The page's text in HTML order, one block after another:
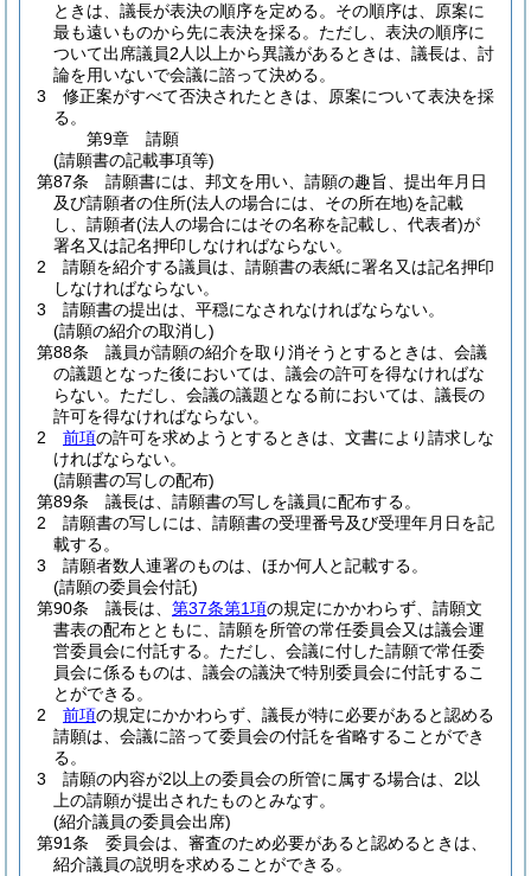
ときは、議長が表決の順序を定める。 その順序は、原案に
最も遠いものから先に表決を採る。 ただし、表決の順序に
ついて出席議員2人以上から異議があるときは、議長は、討
論を用いないで会議に諮って決める。
3
修正案がすべて否決されたときは、原案について表決を採
る。
第9章
請願
(請願書の記載事項等)
第87条
請願書には、邦文を用い、請願の趣旨、提出年月日
及び請願者の住所(法人の場合には、その所在地)を記載
し、請願者(法人の場合にはその名称を記載し、代表者)が
署名又は記名押印しなければならない。
2
請願を紹介する議員は、請願書の表紙に署名又は記名押印
しなければならない。
3
請願書の提出は、平穏になされなければならない。
(請願の紹介の取消し)
第88条
議員が請願の紹介を取り消そうとするときは、会議
の議題となった後においては、議会の許可を得なければな
らない。 ただし、会議の議題となる前においては、議長の
許可を得なければならない。
2
前項の許可を求めようとするときは、文書により請求しな
ければならない。
(請願書の写しの配布)
第89条
議長は、請願書の写しを議員に配布する。
2
請願書の写しには、請願書の受理番号及び受理年月日を記
載する。
3
請願者数人連署のものは、ほか何人と記載する。
(請願の委員会付託)
第90条
議長は、 第37条第1項の規定にかかわらず、請願文
書表の配布とともに、請願を所管の常任委員会又は議会運
営委員会に付託する。 ただし、会議に付した請願で常任委
員会に係るものは、議会の議決で特別委員会に付託するこ
とができる。
2
前項の規定にかかわらず、議長が特に必要があると認める
請願は、会議に諮って委員会の付託を省略することができ
る。
3
請願の内容が2以上の委員会の所管に属する場合は、2以
上の請願が提出されたものとみなす。
(紹介議員の委員会出席)
第91条
委員会は、審査のため必要があると認めるときは、
紹介議員の説明を求めることができる。